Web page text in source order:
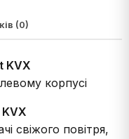
(0)
KVX
корпусі
свіжого повітря,